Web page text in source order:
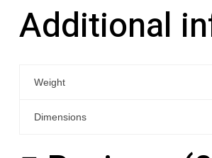
Additional
Weight
Dimensions